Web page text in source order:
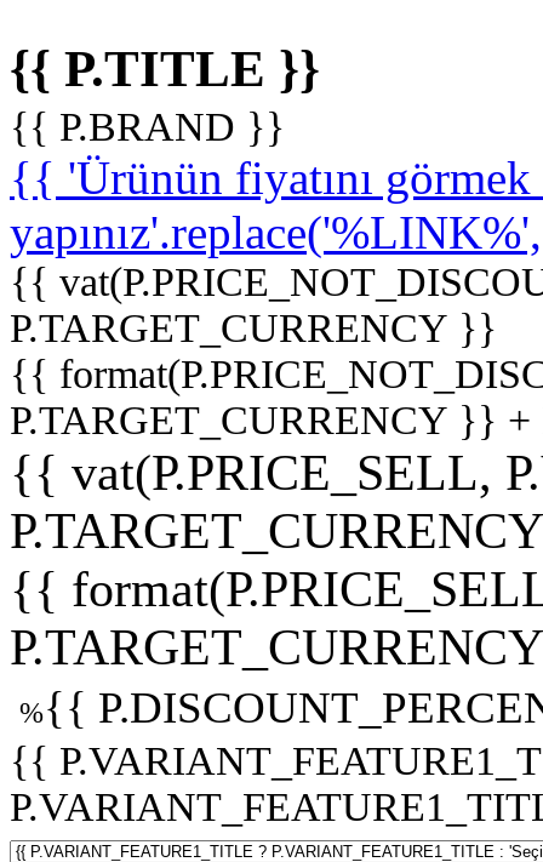
{{ P.TITLE }}
{{ P.BRAND }}
{{ 'Ürünün fiyatını
{{
P.TARGET_CURRENCY }}
{{
P.TARGET_CURRENCY }}
{{ vat(P.PRICE_SELL,
{{
%{{
{{